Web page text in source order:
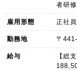
者研修
雇用形態 正社員
勤務地 〒
給与
【総